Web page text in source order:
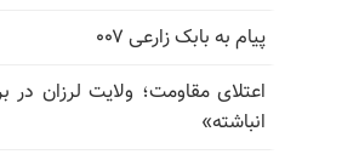
پیام به بابک زارعی ۰۰۷
اعتلای مقاومت؛ ولایت لرزان در
انباشته»